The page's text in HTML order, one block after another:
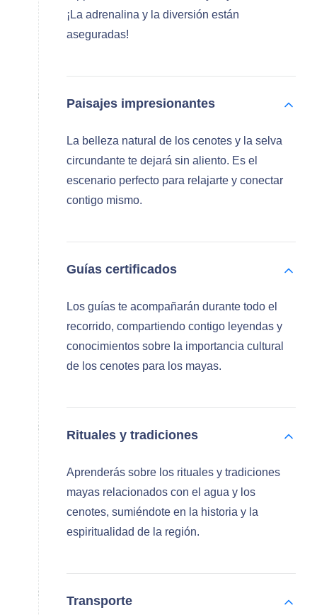
¡La adrenalina y la diversión están
aseguradas!
Paisajes impresionantes
La belleza natural de los cenotes y la selva
circundante te dejará sin aliento. Es el
escenario perfecto para relajarte y conectar
contigo mismo.
Guías certificados
Los guías te acompañarán durante todo el
recorrido, compartiendo contigo leyendas y
conocimientos sobre la importancia cultural
de los cenotes para los mayas.
Rituales y tradiciones
Aprenderás sobre los rituales y tradiciones
mayas relacionados con el agua y los
cenotes, sumiéndote en la historia y la
espiritualidad de la región.
Transporte